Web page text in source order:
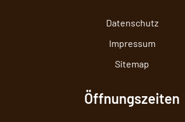
Datenschutz
Impressum
Sitemap
Öffnungszeiten